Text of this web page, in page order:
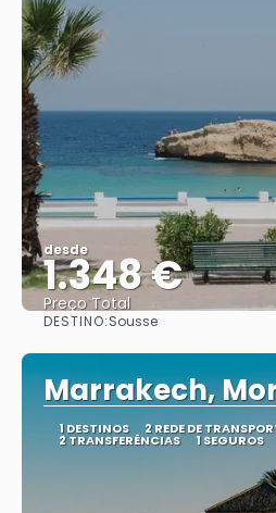
desde
1.348 €
Preço Total
DESTINO:Sousse
Marrakech,
1 DESTINOS 2 REDE DE
2 TRANSFERÊNCIAS 1 SEGUROS